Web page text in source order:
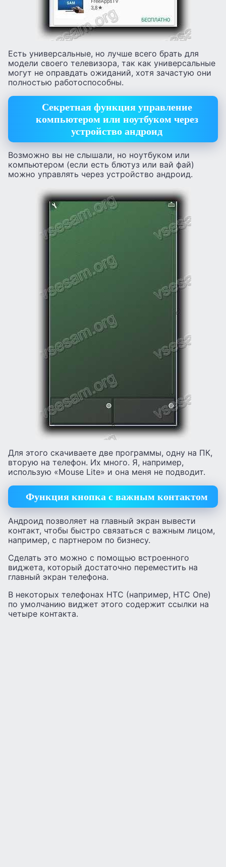
Есть универсальные, но лучше всего брать для
модели своего телевизора, так как универсальные
могут не оправдать ожиданий, хотя зачастую они
полностью работоспособны.
Секретная функция управление
компьютером или ноутбуком через
устройство андроид
Возможно вы не слышали, но ноутбуком или
компьютером (если есть блютуз или вай фай)
можно управлять через устройство андроид.
Для этого скачиваете две программы, одну на ПК,
вторую на телефон. Их много. Я, например,
использую «Mouse Lite» и она меня не подводит.
Функция кнопка с важным контактом
Андроид позволяет на главный экран вывести
контакт, чтобы быстро связаться с важным лицом,
например, с партнером по бизнесу.
Сделать это можно с помощью встроенного
виджета, который достаточно переместить на
главный экран телефона.
В некоторых телефонах HTC (например, HTC One)
по умолчанию виджет этого содержит ссылки на
четыре контакта.